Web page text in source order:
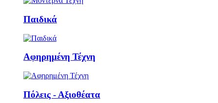
Παιδικά
Αφηρημένη Τέχνη
Πόλεις - Αξιοθέατα